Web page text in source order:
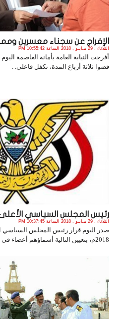
الإفراج عن سجناء معسرين
الثلاثاء , 29 مـايـو , 2018 الساعة 10:55:42 PM
قضوا ثلاثة أرباع المدة، تكفل فاعلي. .
رئيس المجلس السياسي الأعلى
الثلاثاء , 29 مـايـو , 2018 الساعة 10:37:45 PM
2018م، بتعيين التالية أسماؤهم أعضاء في مجلس . .